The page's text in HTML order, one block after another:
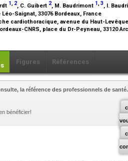
1, 2, C. Guibert 2, M. Baudrimont 1,3, I.
Saignat, 33076 Bordeaux, France
cardiothoracique, avenue du Haut-
CNRS, place du Dr-Peyneau, 33120
Figures Références
la référence des professionnels de santé.
bénéficier!